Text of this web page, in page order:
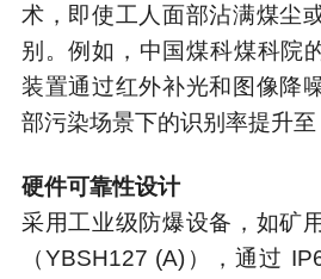
术，即使工人面部沾满煤尘
别。例如，中国煤科煤科院
装置通过红外补光和图像降
部污染场景下的识别率提升至
硬件可靠性设计
采用工业级防爆设备，如矿
（YBSH127 (A)），通过